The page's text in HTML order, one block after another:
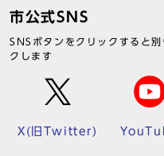
市公式SNS
SNSボタンをクリックすると
クします
X(旧Twitter)